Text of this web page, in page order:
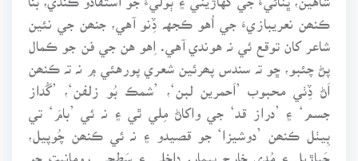
ڪنھن نعريبازيءَ جي اُهو ڪجهہ ڏِنو آهي، جنھن جي نئين
شاعر کان توقع ئي نہ هوندي آهي. اِهو هن جي فن جو ڪمال
اَڻ ڏِٺي محبوب ’اَحمرين لبن‘، ’شمڪ بُو زلفن‘، ’گُداز
جسم‘ ۽ ’دراز قد‘ جي واکاڻ مِلي ٿي ۽ نہ ئي ’بامَ‘ تي
بِيٺل ڪنھن ’دوشيزا‘ جو قصيدو ۽ نہ ئي ڪنھن چُوپيل،
چَٻاڙيل ۽ مُدي خارج بِيمار، داخلي ۽ سَطحي رومانيت جو